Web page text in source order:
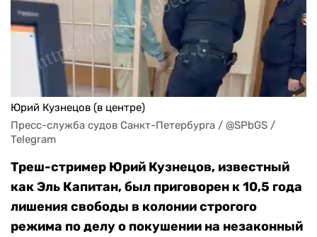
Юрий Кузнецов (в центре)
Пресс-служба судов Санкт-Петербурга / @SPbGS /
Telegram
Треш-стример Юрий Кузнецов, известный
как Эль Капитан, был приговорен к 10,5 года
лишения свободы в колонии строгого
режима по делу о покушении на незаконный